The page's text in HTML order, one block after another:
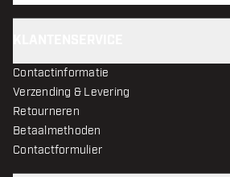
Contactinformatie
Verzending & Levering
Retourneren
Betaalmethoden
Contactformulier